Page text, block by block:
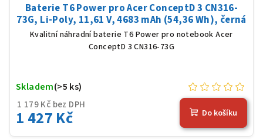
Baterie T6 Power pro Acer ConceptD 3 CN316-
73G, Li-Poly, 11,61 V, 4683 mAh (54,36 Wh), černá
Kvalitní náhradní baterie T6 Power pro notebook Acer
ConceptD 3 CN316-73G
1 179 Kč bez DPH
1 427 Kč
Skladem(>5 ks)
Do košíku